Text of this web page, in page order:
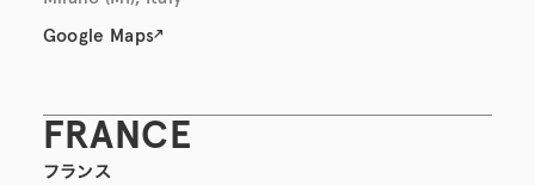
Google Maps
FRANCE
フランス